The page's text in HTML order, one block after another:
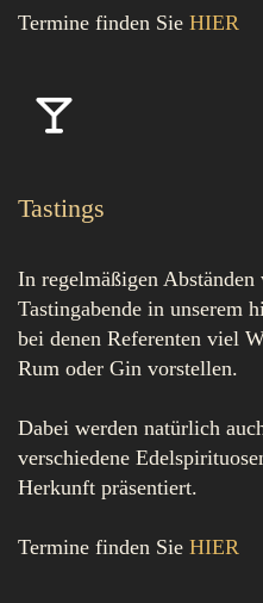
Termine finden Sie HIER
Tastings
In regelmäßigen
Tastingabende in unserem
bei denen Referenten viel
Rum oder Gin vorstellen.
Dabei werden natürlich
verschiedene
Herkunft präsentiert.
Termine finden Sie HIER